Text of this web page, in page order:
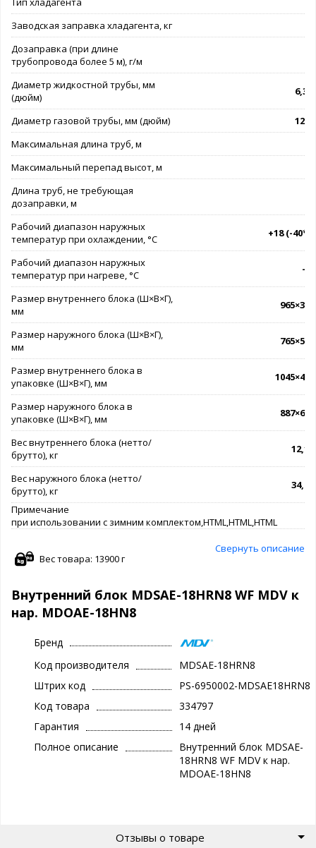
Заводская заправка хладагента, кг
Дозаправка (при длине
трубопровода более 5 м), г/м
Диаметр жидкостной трубы, мм
(дюйм)
6,35
Диаметр газовой трубы, мм (дюйм)
12,7
Максимальная длина труб, м
Максимальный перепад высот, м
Длина труб, не требующая
дозаправки, м
Рабочий диапазон наружных
температур при охлаждении, °C
+18 (-
Рабочий диапазон наружных
температур при нагреве, °C
-
Размер внутреннего блока (Ш×В×Г),
мм
Размер наружного блока (Ш×В×Г),
мм
Размер внутреннего блока в
упаковке (Ш×В×Г), мм
Размер наружного блока в
упаковке (Ш×В×Г), мм
Вес внутреннего блока (нетто/
брутто), кг
12,1
Вес наружного блока (нетто/
брутто), кг
34,5
Примечание
при использовании с зимним комплектом,HTML,HTML,HTML
Свернуть описание
Вес товара: 13900 г
Внутренний блок MDSAE-18HRN8 WF MDV к
нар. MDOAE-18HN8
Бренд
Код производителя
MDSAE-18HRN8
Штрих код
PS-6950002-MDSAE18HRN8
Код товара
334797
Гарантия
14 дней
Полное описание
Внутренний блок MDSAE-
18HRN8 WF MDV к нар.
MDOAE-18HN8
Отзывы о товаре